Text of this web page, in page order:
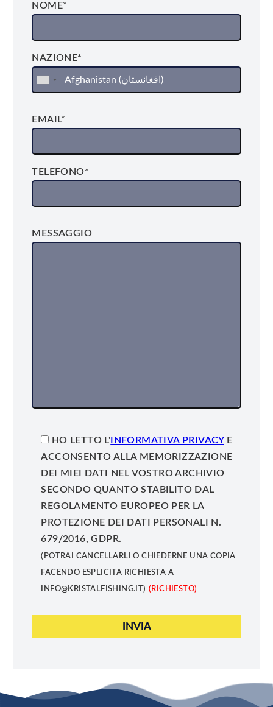
NOME*
NAZIONE*
EMAIL*
TELEFONO*
MESSAGGIO
HO LETTO L' INFORMATIVA PRIVACYE
ACCONSENTO ALLA MEMORIZZAZIONE
DEI MIEI DATI NEL VOSTRO ARCHIVIO
SECONDO QUANTO STABILITO DAL
REGOLAMENTO EUROPEO PER LA
PROTEZIONE DEI DATI PERSONALI N.
679/2016, GDPR.
(POTRAI CANCELLARLI O CHIEDERNE UNA COPIA
FACENDO ESPLICITA RICHIESTA A
INFO@KRISTALFISHING.IT) (RICHIESTO)